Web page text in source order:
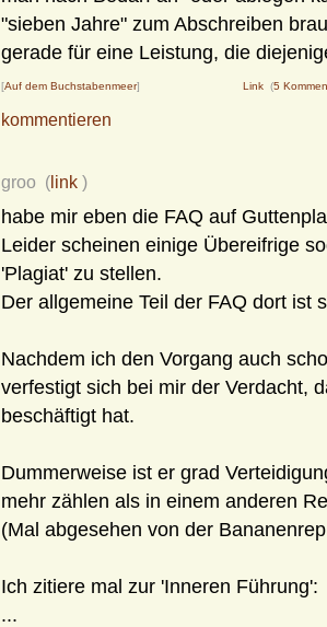
"sieben Jahre" zum Abschreiben
gerade für eine Leistung, die
[Auf dem Buchstabenmeer] Link (5
kommentieren
groo (link )
habe mir eben die FAQ auf
Leider scheinen einige Übereifrige
'Plagiat' zu stellen.
Der allgemeine Teil der FAQ dort ist
Nachdem ich den Vorgang auch
verfestigt sich bei mir der Verdacht,
beschäftigt hat.
Dummerweise ist er grad
mehr zählen als in einem anderen
(Mal abgesehen von der
Ich zitiere mal zur 'Inneren Führung':
...